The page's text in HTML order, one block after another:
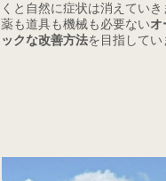
くと自然に症状は消えていき
薬も道具も機械も必要ないオ
ックな改善方法を目指してい